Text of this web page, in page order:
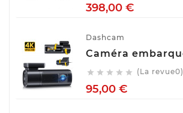
398,00 €Prix
Dashcam
     (La revue0)
95,00 €Prix